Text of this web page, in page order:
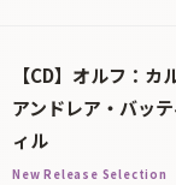
【CD】オルフ：
アンドレア・バッ
ィル
New Release Selection